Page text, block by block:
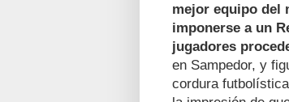
mejor equipo del
imponerse a un
jugadores
en Sampedor, y
cordura